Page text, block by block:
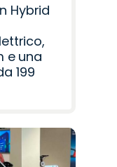
Hybrid
e una
199